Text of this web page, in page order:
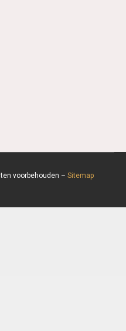
voorbehouden – Sitemap